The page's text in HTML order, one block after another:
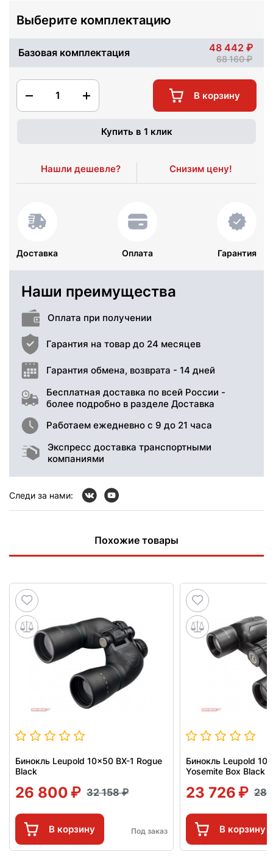
Выберите комплектацию
Базовая комплектация 48 442
68 160
1 В корзину
Купить в 1 клик
Нашли дешевле? Снизим цену!
Доставка Оплата Гарантия
Наши преимущества
Оплата при получении
Гарантия на товар до 24 месяцев
Гарантия обмена, возврата - 14 дней
Бесплатная доставка по всей России -
более подробно в разделе Доставка
Работаем ежедневно с 9 до 21 часа
Экспресс доставка транспортными
компаниями
Следи за нами:
Похожие товары
Бинокль Leupold 10x50 BX-1 Rogue
Black
26 800 32 158
В корзину Под заказ
Бинокль Leupold
Yosemite Box Black
23 726 28
В корзину